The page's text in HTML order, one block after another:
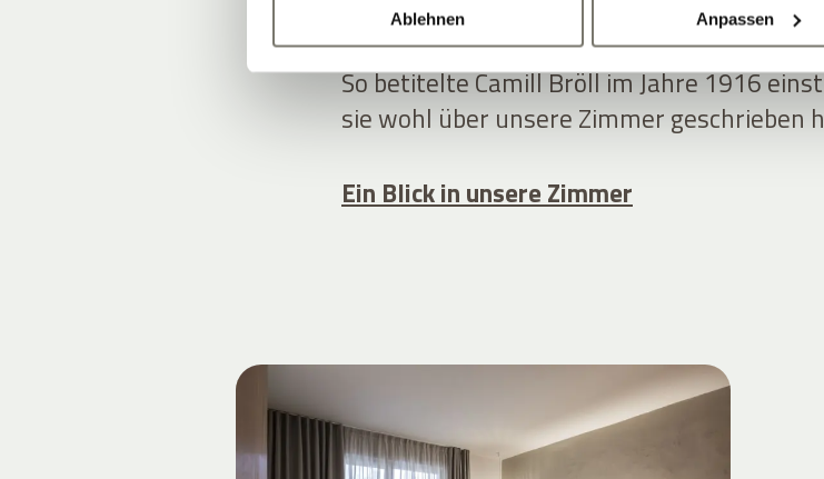
Ablehnen Anpassen
ÜBERETSCH«
So betitelte Camill Bröll im Jahre 1916
sie wohl über unsere Zimmer geschrieben
Ein Blick in unsere Zimmer